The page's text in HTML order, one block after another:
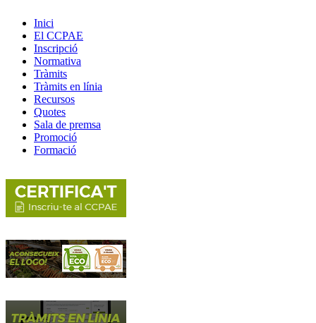
Inici
El CCPAE
Inscripció
Normativa
Tràmits
Tràmits en línia
Recursos
Quotes
Sala de premsa
Promoció
Formació